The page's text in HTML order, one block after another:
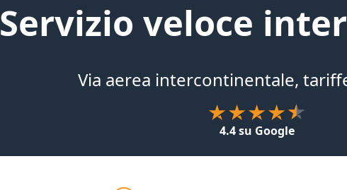
Servizio veloce
Via aerea intercontinentale,
4.4 su Google